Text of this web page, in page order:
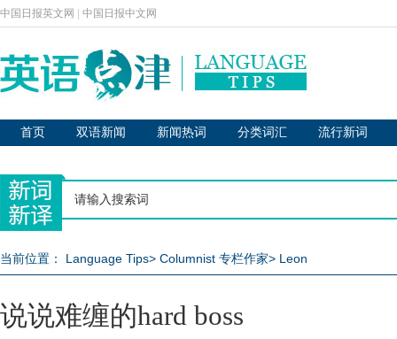
中国日报英文网 中国日报中文网
首页 双语新闻 新闻热词 分类词汇 流行新词
当前位置： Language Tips> Columnist 专栏作家> Leon
说说难缠的hard boss